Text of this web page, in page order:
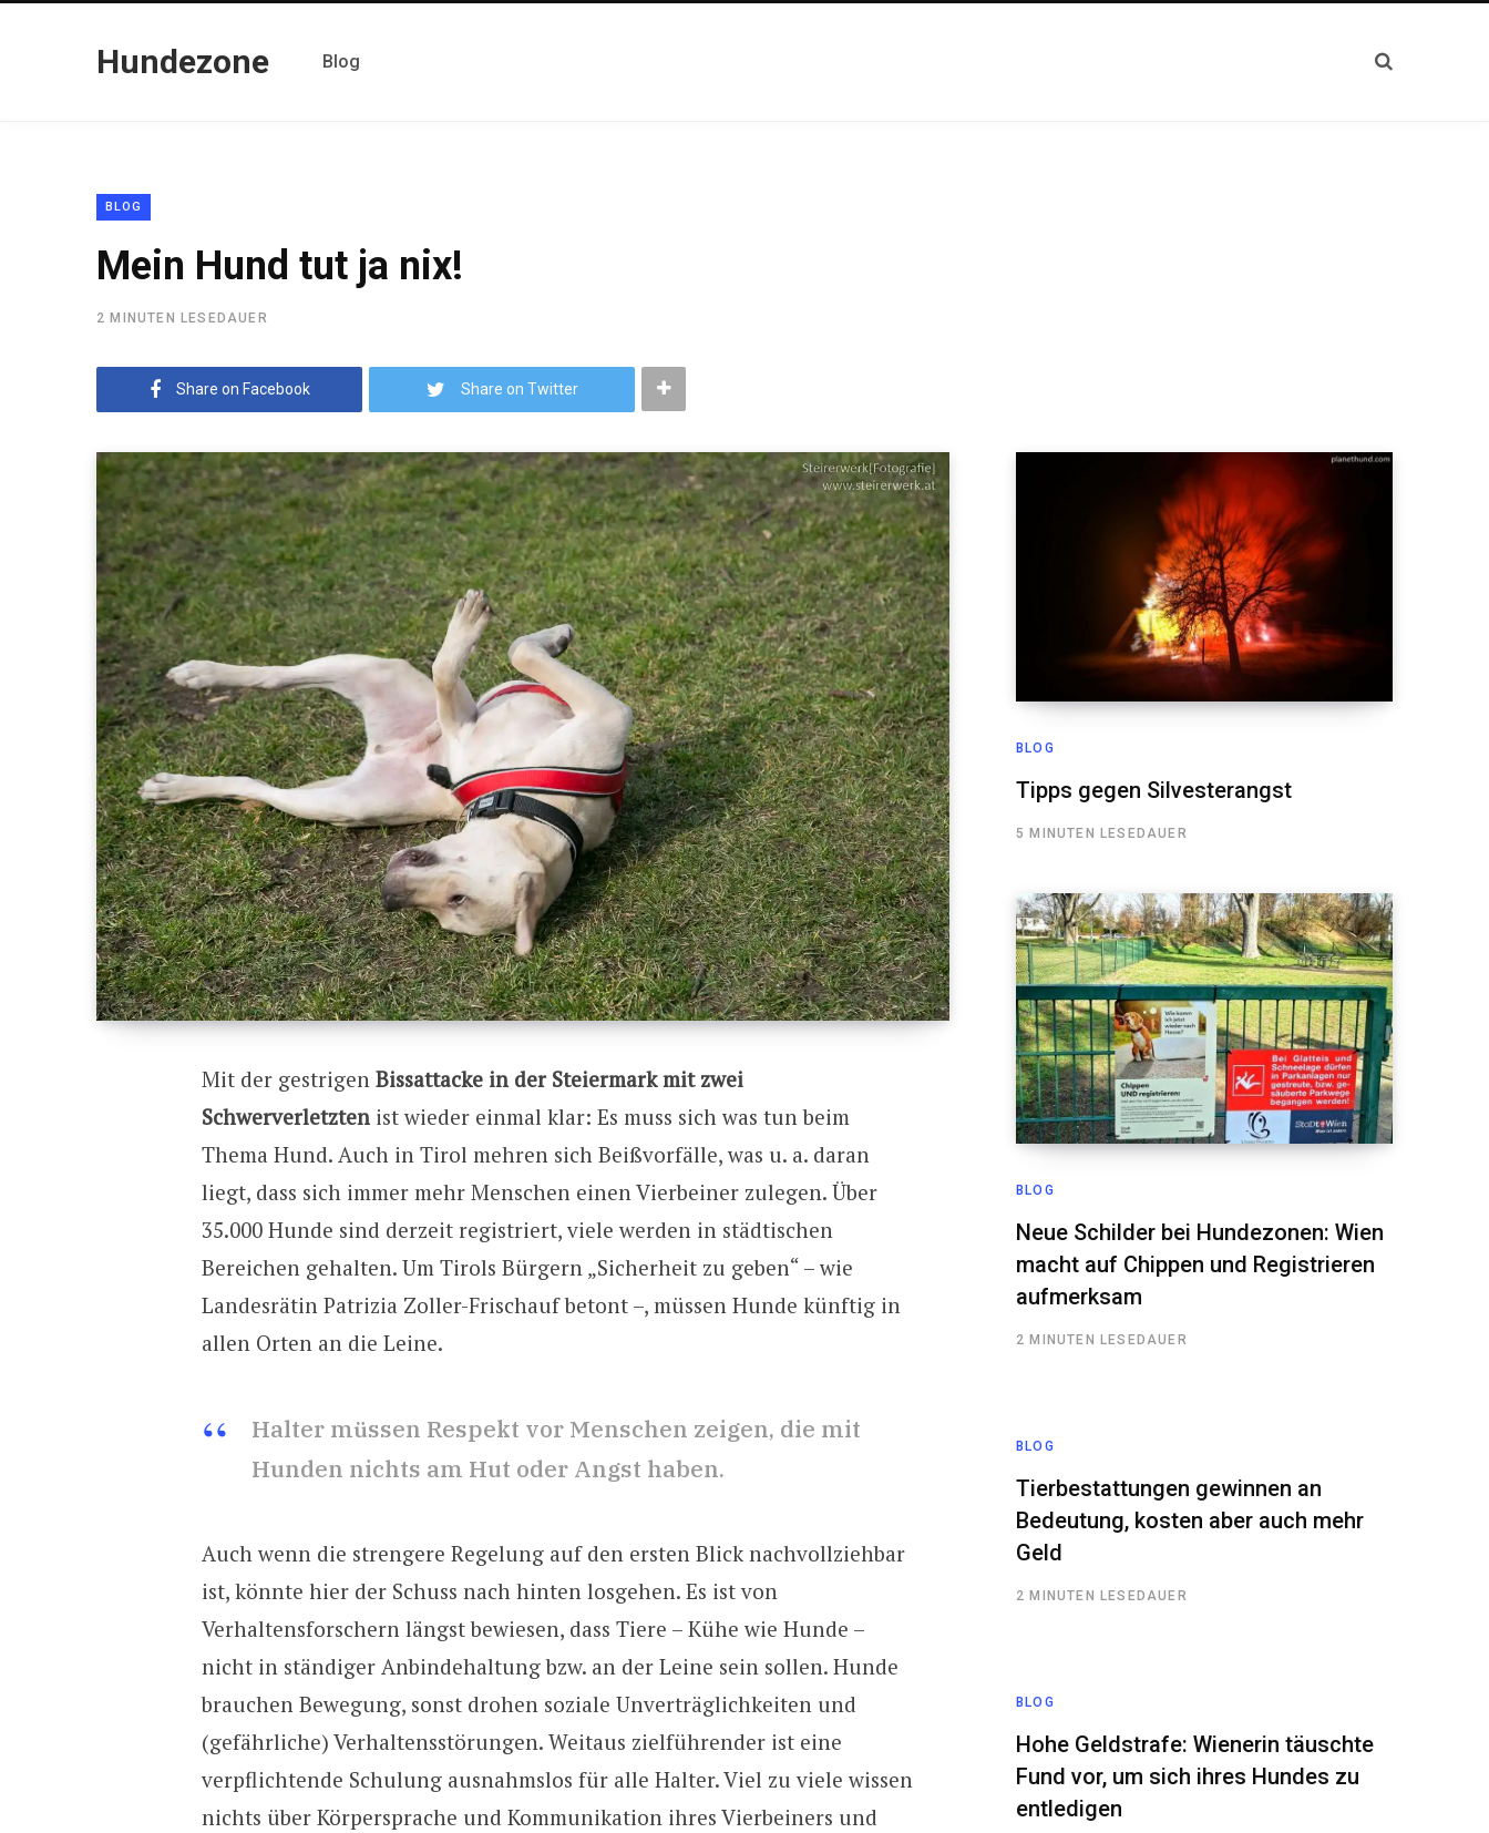
Hundezone Blog
BLOG
Mein Hund tut ja nix!
2 MINUTEN LESEDAUER
Share on Facebook Share on Twitter
Mit der gestrigen Bissattacke in der Steiermark mit zwei
Schwerverletztenist wieder einmal klar: Es muss sich was tun beim
Thema Hund. Auch in Tirol mehren sich Beißvorfälle, was u. a. daran
liegt, dass sich immer mehr Menschen einen Vierbeiner zulegen. Über
35.000 Hunde sind derzeit registriert, viele werden in städtischen
Bereichen gehalten. Um Tirols Bürgern „Sicherheit zu geben“ – wie
Landesrätin Patrizia Zoller-Frischauf betont –, müssen Hunde künftig in
allen Orten an die Leine.
Halter müssen Respekt vor Menschen zeigen, die mit
Hunden nichts am Hut oder Angst haben.
Auch wenn die strengere Regelung auf den ersten Blick nachvollziehbar
ist, könnte hier der Schuss nach hinten losgehen. Es ist von
Verhaltensforschern längst bewiesen, dass Tiere – Kühe wie Hunde –
nicht in ständiger Anbindehaltung bzw. an der Leine sein sollen. Hunde
brauchen Bewegung, sonst drohen soziale Unverträglichkeiten und
(gefährliche) Verhaltensstörungen. Weitaus zielführender ist eine
verpflichtende Schulung ausnahmslos für alle Halter. Viel zu viele wissen
nichts über Körpersprache und Kommunikation ihres Vierbeiners und
BLOG
Tipps gegen Silvesterangst
5 MINUTEN LESEDAUER
BLOG
Neue Schilder bei Hundezonen: Wien
macht auf Chippen und Registrieren
aufmerksam
2 MINUTEN LESEDAUER
BLOG
Tierbestattungen gewinnen an
Bedeutung, kosten aber auch mehr
Geld
2 MINUTEN LESEDAUER
BLOG
Hohe Geldstrafe: Wienerin täuschte
Fund vor, um sich ihres Hundes zu
entledigen